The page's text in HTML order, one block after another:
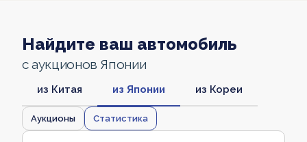
Найдите ваш автомобиль
с аукционов Японии
из Китая из Японии из Кореи
Аукционы Статистика